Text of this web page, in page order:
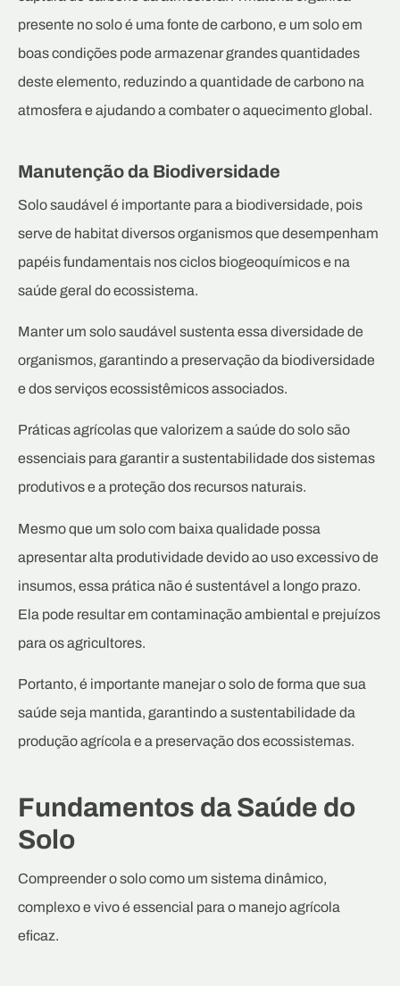
presente no solo é uma fonte de carbono, e um solo em
boas condições pode armazenar grandes quantidades
deste elemento, reduzindo a quantidade de carbono na
atmosfera e ajudando a combater o aquecimento global.
Manutenção da Biodiversidade
Solo saudável é importante para a biodiversidade, pois
serve de habitat diversos organismos que desempenham
papéis fundamentais nos ciclos biogeoquímicos e na
saúde geral do ecossistema.
Manter um solo saudável sustenta essa diversidade de
organismos, garantindo a preservação da biodiversidade
e dos serviços ecossistêmicos associados.
Práticas agrícolas que valorizem a saúde do solo são
essenciais para garantir a sustentabilidade dos sistemas
produtivos e a proteção dos recursos naturais.
Mesmo que um solo com baixa qualidade possa
apresentar alta produtividade devido ao uso excessivo de
insumos, essa prática não é sustentável a longo prazo.
Ela pode resultar em contaminação ambiental e prejuízos
para os agricultores.
Portanto, é importante manejar o solo de forma que sua
saúde seja mantida, garantindo a sustentabilidade da
produção agrícola e a preservação dos ecossistemas.
Fundamentos da Saúde do
Solo
Compreender o solo como um sistema dinâmico,
complexo e vivo é essencial para o manejo agrícola
eficaz.